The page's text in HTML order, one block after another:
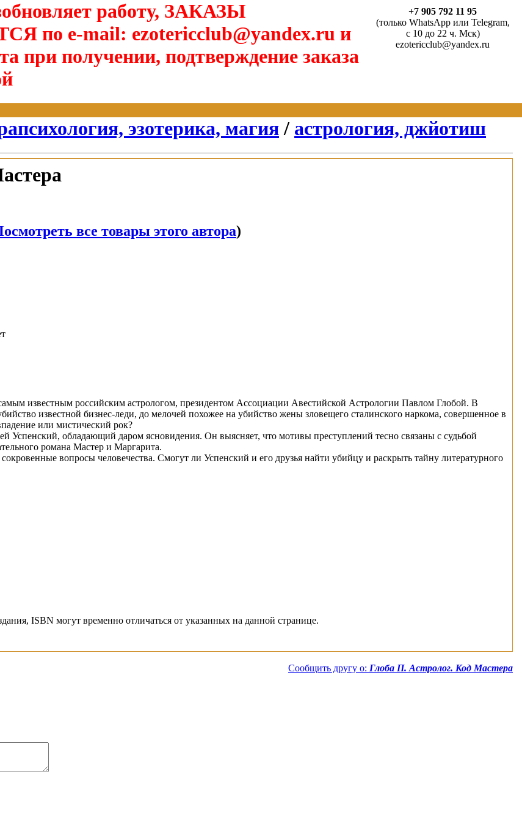
работу, ЗАКАЗЫ
e-mail: ezotericclub@yandex.ru и
при получении, подтверждение заказа
+7 905 792 11 95
(только WhatsApp или Telegram,
с 10 до 22 ч. Мск)
ezotericclub@yandex.ru
эзотерика, магия / астрология, джйотиш
все товары этого автора)
известным российским астрологом, президентом Ассоциации Авестийской Астрологии Павлом Глобой. В
известной бизнес-леди, до мелочей похожее на убийство жены зловещего сталинского наркома, совершенное в
или мистический рок?
Успенский, обладающий даром ясновидения. Он выясняет, что мотивы преступлений тесно связаны с судьбой
романа Мастер и Маргарита.
вопросы человечества. Смогут ли Успенский и его друзья найти убийцу и раскрыть тайну литературного
ISBN могут временно отличаться от указанных на данной странице.
Сообщить другу о: Глоба П. Астролог. Код Мастера